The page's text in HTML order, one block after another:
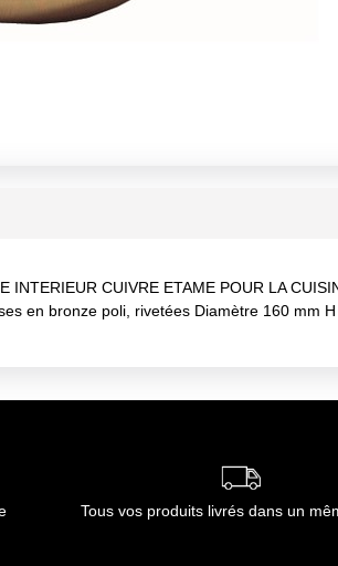
INTERIEUR CUIVRE ETAME POUR LA
en bronze poli, rivetées Diamètre 160 mm
Tous vos produits livrés dans un